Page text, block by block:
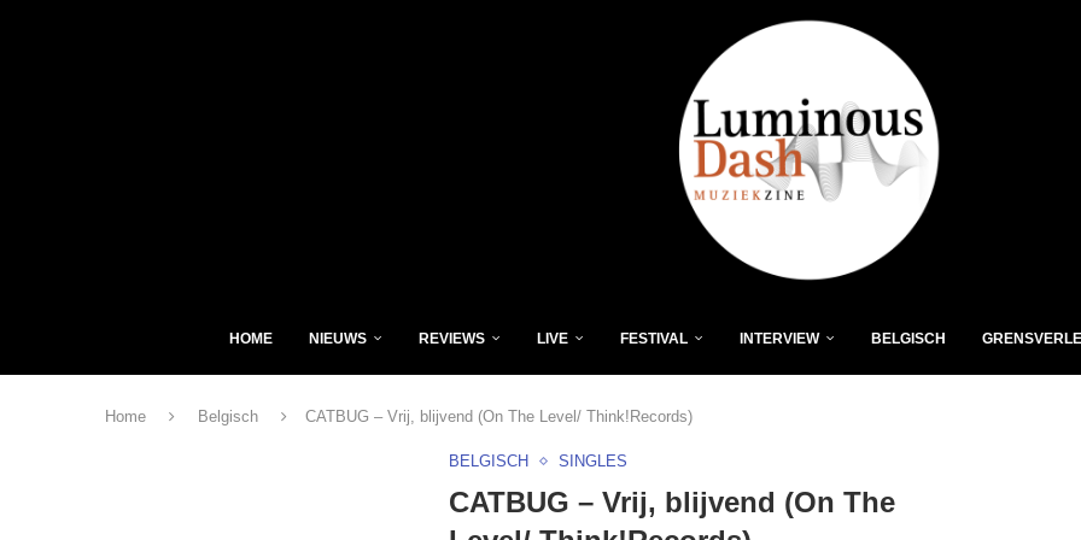
HOME NIEUWS REVIEWS LIVE FESTIVAL INTERVIEW BELGISCH
Home Belgisch CATBUG – Vrij, blijvend (On The Level/ Think!Records)
BELGISCH SINGLES
CATBUG – Vrij, blijvend (On The